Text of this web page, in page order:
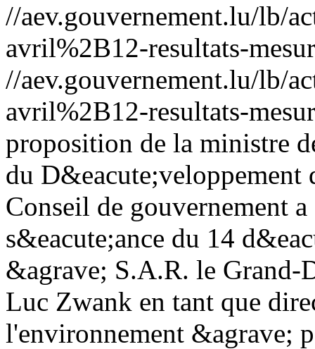
//aev.gouvernement.lu/lb/
avril%2B12-resultats-
//aev.gouvernement.lu/lb/
avril%2B12-resultats-
proposition de la ministre
du
Conseil de gouvernement
s&eacute;ance du 14
&agrave; S.A.R. le Grand-
Luc Zwank en tant que
l'environnement &agrave;